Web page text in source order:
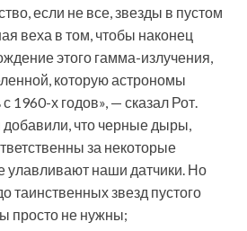
если не все, звезды в пустом
веха в том, чтобы наконец
этого гамма-излучения,
которую астрономы
1960-х годов», — сказал Рот.
что черные дыры,
за некоторые
улавливают наши датчики. Но
таинственных звезд пустого
просто не нужны;